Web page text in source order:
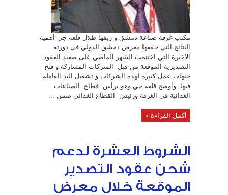
في
مهرجانات
بيع
خارجية
في
سورية”
مستمر
في
المحافظات
مغلقة
مكتب غرفة صناعة دمشق و ريفها طلال قلعه جي أهمية
النتائج التي حققها معرض دمشق الدولي في دورته
الاخيرة التي اختتمت الشهر الماضي على صعيد العقود
التصديرية الموقعة من قبل الشركات المشاركة و فتح
جبهات عمل كبيرة لهذه الشركات و تشغيل اليد العاملة
فيها. وأوضح قلعه جي وهو يرأس قطاع الصناعات
الغذائية في الغرفة ورئيس القطاع الغذائي ضمن ...
أكمل القراءة »
الشروط العشرة لدعم
شحن عقود التصدير
الموقعة خلال معرض